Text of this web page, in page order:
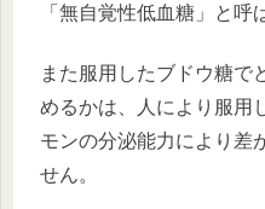
「無自覚性低血糖」と呼
また服用したブドウ糖で
めるかは、人により服用
モンの分泌能力により差
せん。